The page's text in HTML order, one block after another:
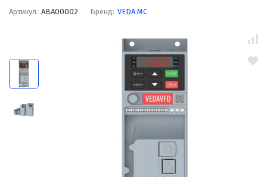
Артикул: ABA00002 Бренд: VEDA MC